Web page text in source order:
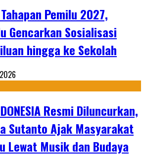
Pemilu 2027,
Gencarkan Sosialisasi
hingga ke Sekolah
Resmi Diluncurkan,
Sutanto Ajak Masyarakat
Lewat Musik dan Budaya